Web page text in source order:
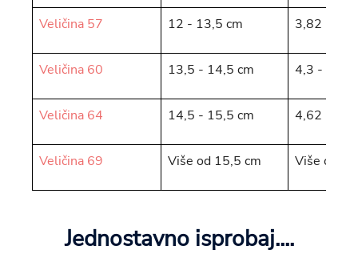
Veličina 57 12 - 13,5 cm 3,82 - 4,3
Veličina 60 13,5 - 14,5 cm 4,3 - 4,62
Veličina 64 14,5 - 15,5 cm 4,62 -
Veličina 69 Više od 15,5 cm Više od
Jednostavno isprobaj....